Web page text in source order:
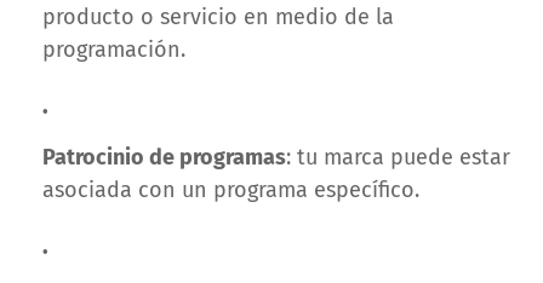
producto o servicio en medio de la
programación.
Patrocinio de programas: tu marca puede estar
asociada con un programa específico.